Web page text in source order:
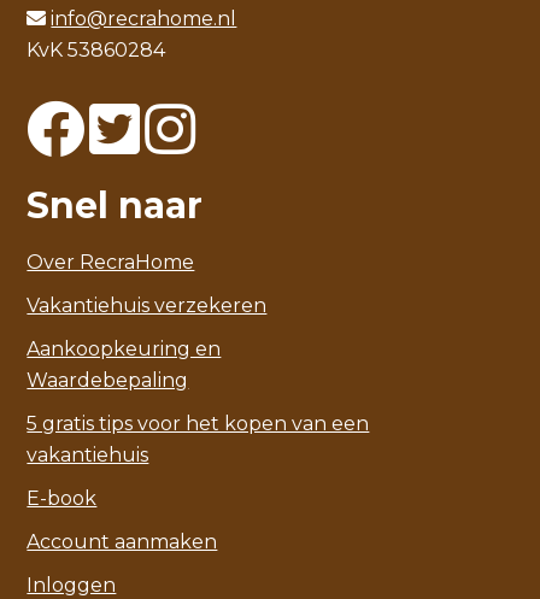
info@recrahome.nl
KvK 53860284
Snel naar
Over RecraHome
Vakantiehuis verzekeren
Aankoopkeuring en
Waardebepaling
5 gratis tips voor het kopen van een
vakantiehuis
E-book
Account aanmaken
Inloggen